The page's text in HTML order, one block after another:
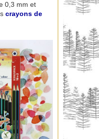
0,3 mm et
crayons de